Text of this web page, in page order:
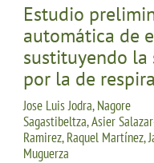
Estudio
automática de
sustituyendo la
por la de
Jose Luis Jodra, Nagore
Sagastibeltza, Asier
Ramirez, Raquel Martínez,
Muguerza